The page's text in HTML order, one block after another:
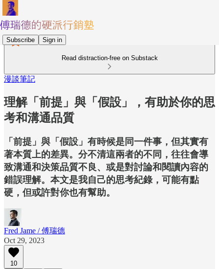
Subscribe Sign in
Read distraction-free on Substack
漫談筆記
理解「前提」與「假設」，有助於你的思
考和溝通品質
「前提」與「假設」有時候是同一件事，但其實有
著本質上的差異。分不清這兩者的不同，往往會導
致溝通和決策品質不良、或是對討論和閱讀內容的
錯誤理解。本文是我自己的思考紀錄，可能有點
硬，但或許對你也有幫助。
Fred Jame / 傅瑞德
Oct 29, 2023
10